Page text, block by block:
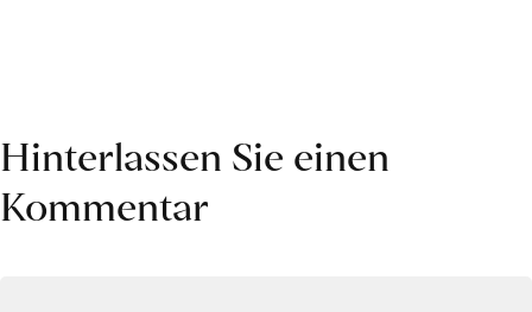
Hinterlassen Sie einen
Kommentar